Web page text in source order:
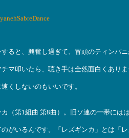
ると、興奮し過ぎて、冒頭のティンパ
マ叩いたら、聴き手は全然面白くあり
くしないのもいいです。
（第1組曲 第8曲）。旧ソ連の一帯には
のがいるんです。「レズギンカ」とは「